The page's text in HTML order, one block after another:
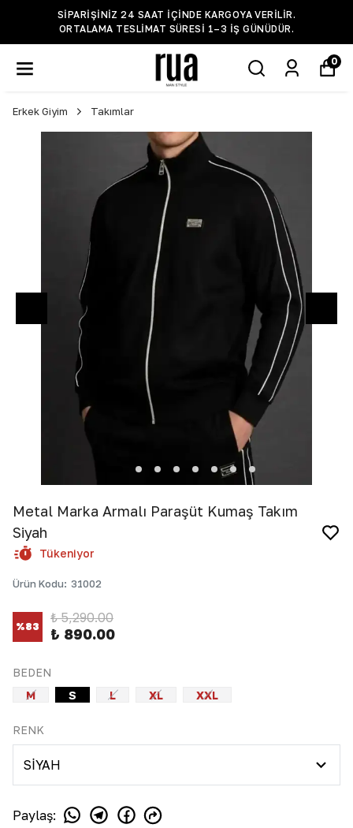
SIPARIŞINIZ 24 SAAT IÇINDE KARGOYA VERILIR.
ORTALAMA TESLIMAT SÜRESI 1–3 IŞ GÜNÜDÜR.
0
Erkek Giyim Takımlar
Metal Marka Armalı Paraşüt Kumaş Takım
Siyah
Tükeniyor
Ürün Kodu: 31002
%83
₺ 5,290.00
₺ 890.00
BEDEN
M
S L XL XXL
RENK
Paylaş: